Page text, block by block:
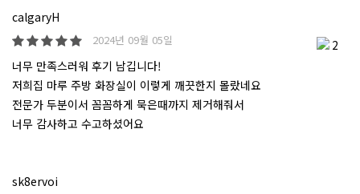
calgaryH
2024년 09월 05일
2
너무 만족스러워 후기 남깁니다!
저희집 마루 주방 화장실이 이렇게 깨끗한지 몰랐네요
전문가 두분이서 꼼꼼하게 묵은때까지 제거해줘서
너무 감사하고 수고하셨어요
sk8ervoi